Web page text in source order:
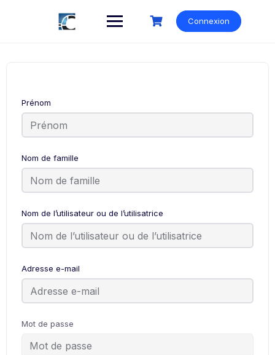
Connexion
Prénom
Nom de famille
Nom de l’utilisateur ou de l’utilisatrice
Adresse e-mail
Mot de passe